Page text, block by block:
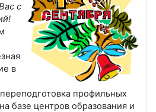
с
в
профильных
базе центров образования и